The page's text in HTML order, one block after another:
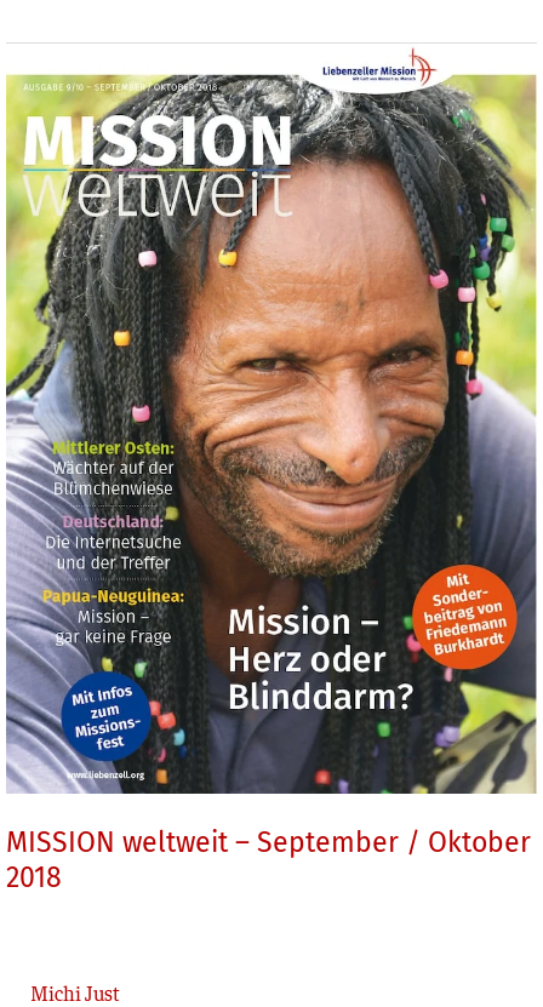
MISSION weltweit – September / Oktober
2018
Michi Just
weltweit
September
Oktober
2018